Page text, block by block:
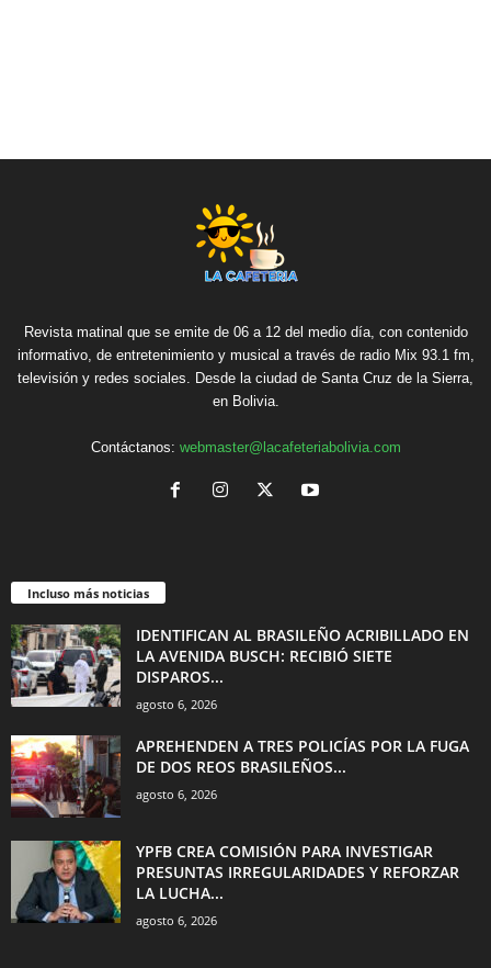
Revista matinal que se emite de 06 a 12 del medio día, con contenido
informativo, de entretenimiento y musical a través de radio Mix 93.1 fm,
televisión y redes sociales. Desde la ciudad de Santa Cruz de la Sierra,
en Bolivia.
Contáctanos: webmaster@lacafeteriabolivia.com
Incluso más noticias
IDENTIFICAN AL BRASILEÑO ACRIBILLADO EN
LA AVENIDA BUSCH: RECIBIÓ SIETE
DISPAROS...
agosto 6, 2026
APREHENDEN A TRES POLICÍAS POR LA FUGA
DE DOS REOS BRASILEÑOS...
agosto 6, 2026
YPFB CREA COMISIÓN PARA INVESTIGAR
PRESUNTAS IRREGULARIDADES Y REFORZAR
LA LUCHA...
agosto 6, 2026